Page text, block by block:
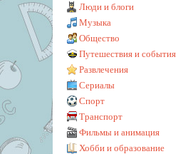
Люди и блоги
Музыка
Общество
Путешествия и события
Развлечения
Сериалы
Спорт
Транспорт
Фильмы и анимация
Хобби и образование